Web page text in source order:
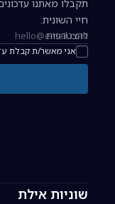
שוניות אילת
תקבלו מאתנו
חיי השונית.
כתובת אימייל
אני מאשר/ת קבלת
להצטרפות